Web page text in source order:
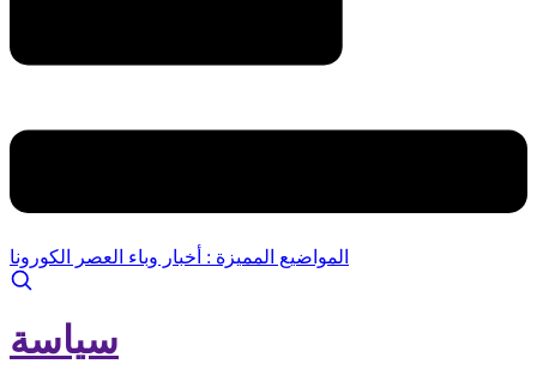
المواضيع المميزة : أخبار وباء العصر الكورونا
سياسة